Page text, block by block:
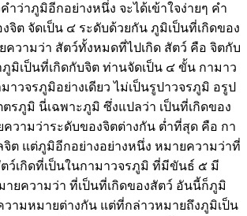
คำว่าภูมิอีกอย่างหนึ่ง จะได้เข้าใจง่ายๆ คำ
จิต จัดเป็น ๔ ระดับด้วยกัน ภูมิเป็นที่เกิดของ
วามว่า สัตว์ทั้งหมดที่ไปเกิด สัตว์ คือ จิตกับ
ภูมิเป็นที่เกิดกับจิต ท่านจัดเป็น ๔ ขั้น กามาว
าวจรภูมิอย่างเดียว ไม่เป็นรูปาวจรภูมิ อรูป
รภูมิ นี่เฉพาะภูมิ ซึ่งแปลว่า เป็นที่เกิดของ
ความว่าระดับของจิตต่างกัน ต่ำที่สุด คือ กา
จิต แต่ภูมิอีกอย่างอย่างหนึ่ง หมายความว่าที่
ตว์เกิดที่เป็นในกามาวจรภูมิ ที่มีขันธ์ ๕ มี
ยความว่า ที่เป็นที่เกิดของสัตว์ อันนี้ก็ภูมิ
ามหมายต่างกัน แต่ที่กล่าวหมายถึงภูมิเป็น